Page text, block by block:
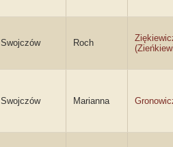
Swojczów Roch
Swojczów Marianna